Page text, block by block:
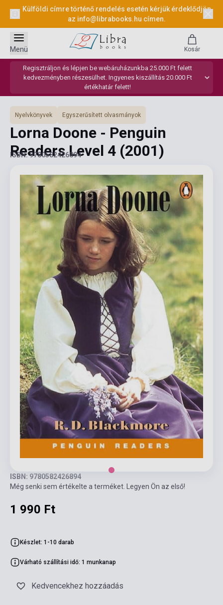
Külföldi címre történő rendelés esetén kérjük érdeklődjön
az info@librabooks.hu címen.
Regisztráljon és lépjen be webáruházunkba 25.000 Ft felett
kedvezményben részesülhet. Ingyenes kiszállítás 20.000 Ft
értékhatár felett!
Menü Kosár
Nyelvkönyvek Egyszerűsített olvasmányok
Lorna Doone - Penguin
Readers Level 4 (2001)
ISBN: 9780582426894
ISBN: 9780582426894
Még senki sem értékelte a terméket. Legyen Ön az első!
1 990 Ft
Készlet: 1-10 darab
Várható szállítási idő: 1 munkanap
Kedvencekhez hozzáadás